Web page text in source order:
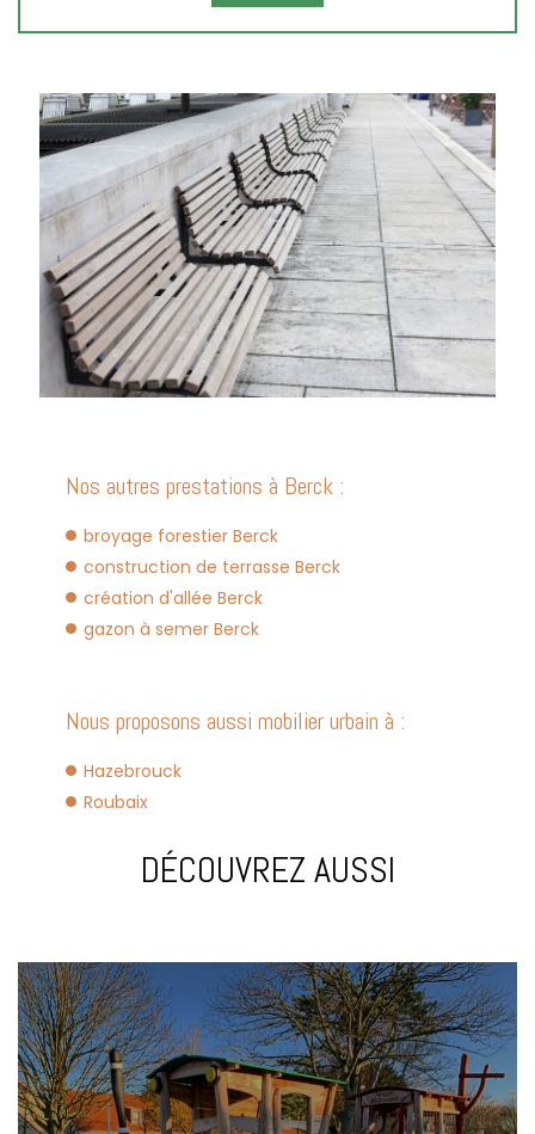
Nos autres prestations à Berck :
broyage forestier Berck
construction de terrasse Berck
création d'allée Berck
gazon à semer Berck
Nous proposons aussi mobilier urbain à :
Hazebrouck
Roubaix
DÉCOUVREZ AUSSI